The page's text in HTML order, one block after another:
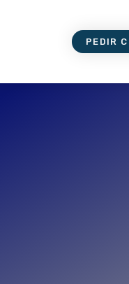
PEDIR